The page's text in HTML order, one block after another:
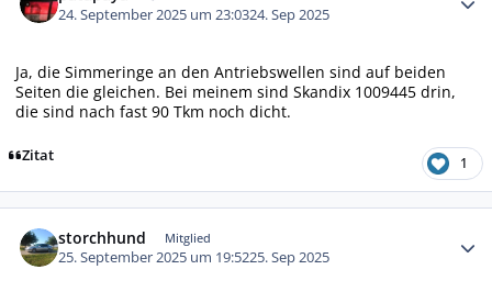
24. September 2025 um 23:0324. Sep 2025
Ja, die Simmeringe an den Antriebswellen sind auf beiden
Seiten die gleichen. Bei meinem sind Skandix 1009445 drin,
die sind nach fast 90 Tkm noch dicht.
Zitat 1
storchhund Mitglied
25. September 2025 um 19:5225. Sep 2025